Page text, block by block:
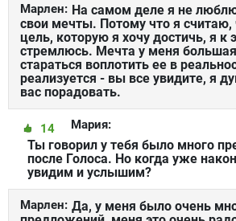
Марлен: На самом деле я не
свои мечты. Потому что я считаю,
цель, которую я хочу достичь, я к
стремлюсь. Мечта у меня
стараться воплотить ее в
реализуется - вы все увидите, я
вас порадовать.
Мария:
14
Ты говорил у тебя было много
после Голоса. Но когда уже
увидим и услышим?
Марлен: Да, у меня было очень